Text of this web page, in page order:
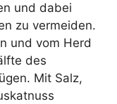
und dabei
zu vermeiden.
und vom Herd
des
Mit Salz,